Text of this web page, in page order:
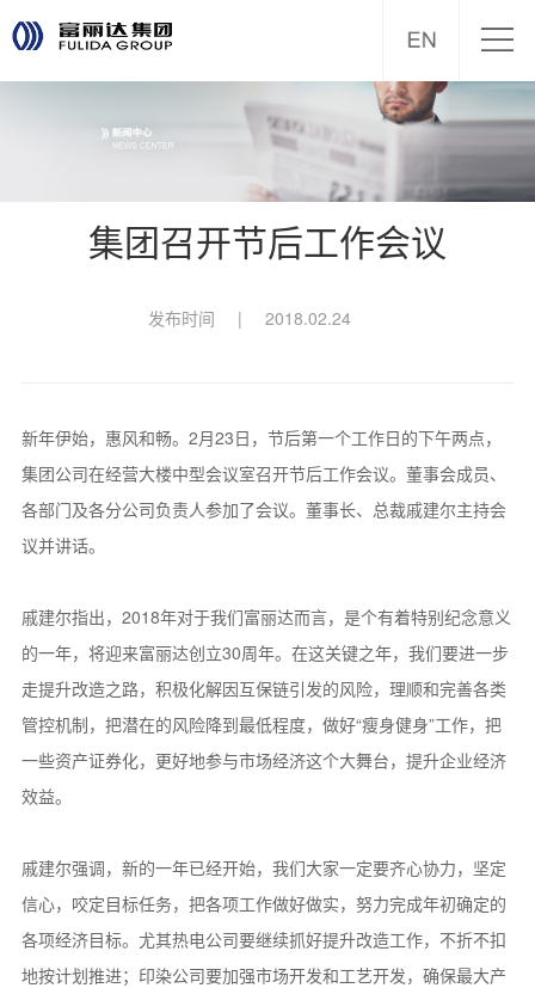
集团召开节后工作会议
发布时间 | 2018.02.24
新年伊始，惠风和畅。2月23日，节后第一个工作日的下午两点，
集团公司在经营大楼中型会议室召开节后工作会议。董事会成员、
各部门及各分公司负责人参加了会议。董事长、总裁戚建尔主持会
议并讲话。
戚建尔指出，2018年对于我们富丽达而言，是个有着特别纪念意义
的一年，将迎来富丽达创立30周年。在这关键之年，我们要进一步
走提升改造之路，积极化解因互保链引发的风险，理顺和完善各类
管控机制，把潜在的风险降到最低程度，做好“瘦身健身”工作，把
一些资产证券化，更好地参与市场经济这个大舞台，提升企业经济
效益。
戚建尔强调，新的一年已经开始，我们大家一定要齐心协力，坚定
信心，咬定目标任务，把各项工作做好做实，努力完成年初确定的
各项经济目标。尤其热电公司要继续抓好提升改造工作，不折不扣
地按计划推进；印染公司要加强市场开发和工艺开发，确保最大产